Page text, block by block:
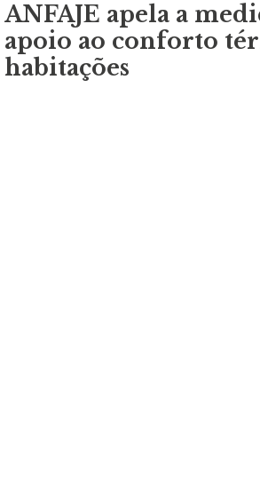
ANFAJE apela a
apoio ao conforto
habitações